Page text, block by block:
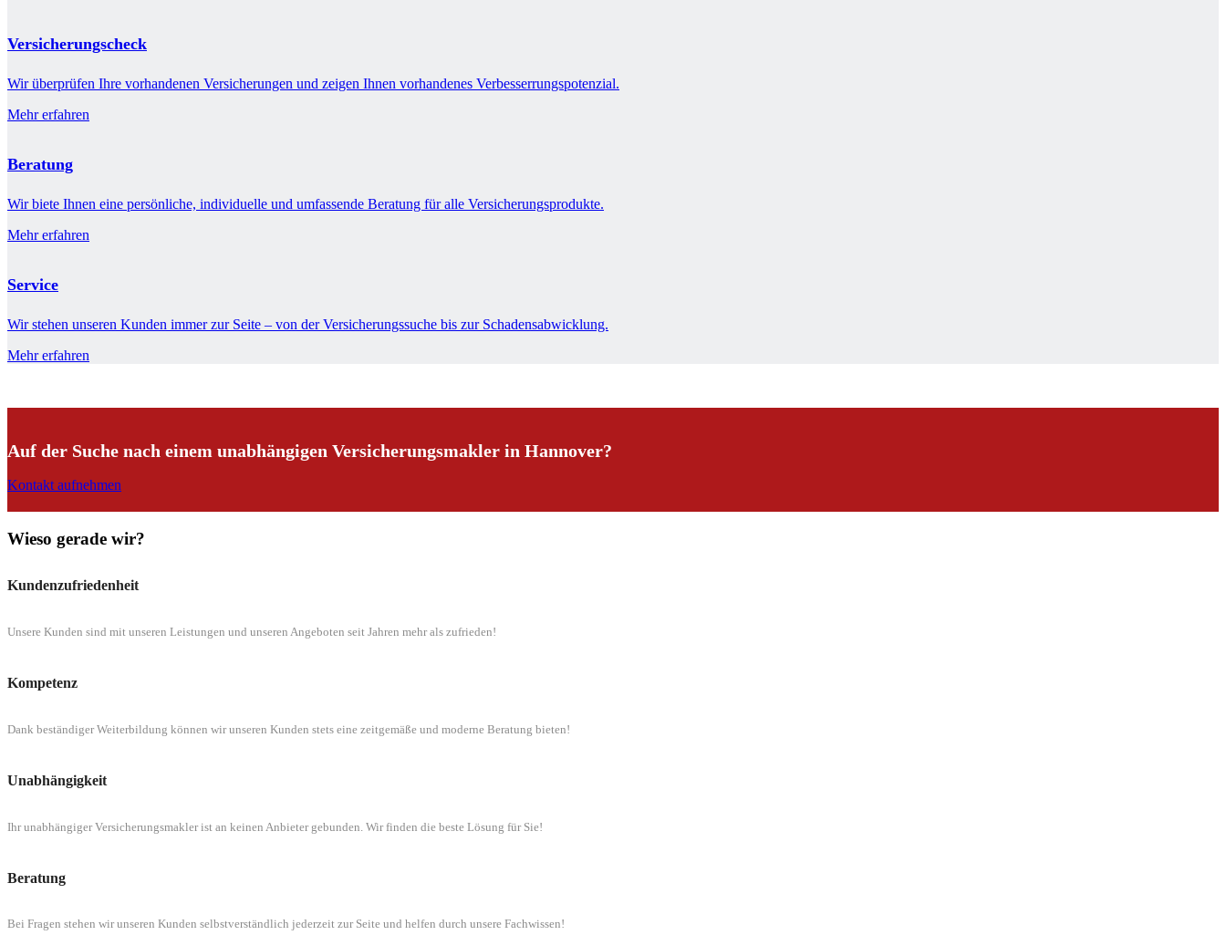
Versicherungscheck
Wir überprüfen Ihre vorhandenen Versicherungen und zeigen Ihnen vorhandenes Verbesserrungspotenzial.
Mehr erfahren
Beratung
Wir biete Ihnen eine persönliche, individuelle und umfassende Beratung für alle Versicherungsprodukte.
Mehr erfahren
Service
Wir stehen unseren Kunden immer zur Seite – von der Versicherungssuche bis zur Schadensabwicklung.
Mehr erfahren
Auf der Suche nach einem unabhängigen Versicherungsmakler in Hannover?
Kontakt aufnehmen
Wieso gerade wir?
Kundenzufriedenheit
Unsere Kunden sind mit unseren Leistungen und unseren Angeboten seit Jahren mehr als zufrieden!
Kompetenz
Dank beständiger Weiterbildung können wir unseren Kunden stets eine zeitgemäße und moderne Beratung bieten!
Unabhängigkeit
Ihr unabhängiger Versicherungsmakler ist an keinen Anbieter gebunden. Wir finden die beste Lösung für Sie!
Beratung
Bei Fragen stehen wir unseren Kunden selbstverständlich jederzeit zur Seite und helfen durch unsere Fachwissen!